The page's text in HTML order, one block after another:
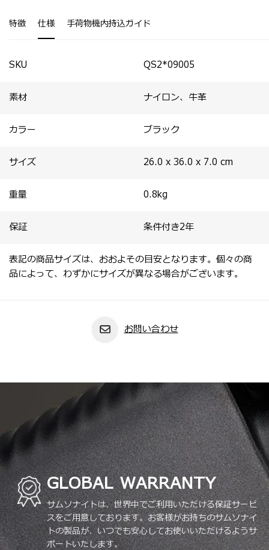
・サイドのレザータグには3文字までの刻印が可能。
・背面にはスーツケースにセットアップ可能なスマートス
リーブが付属。
特徴 仕様 手荷物機内持込ガイド
SKU QS2*09005
素材 ナイロン、牛革
カラー ブラック
サイズ 26.0 x 36.0 x 7.0 cm
重量 0.8kg
保証 条件付き2年
表記の商品サイズは、おおよその目安となります。個々の商
品によって、わずかにサイズが異なる場合がございます。
お問い合わせ
GLOBAL WARRANTY
サムソナイトは、世界中でご利用いただける保証サービ
スをご用意しております。お客様がお持ちのサムソナイ
トの製品が、いつでも安心してお使いいただけるようサ
ポートいたします。